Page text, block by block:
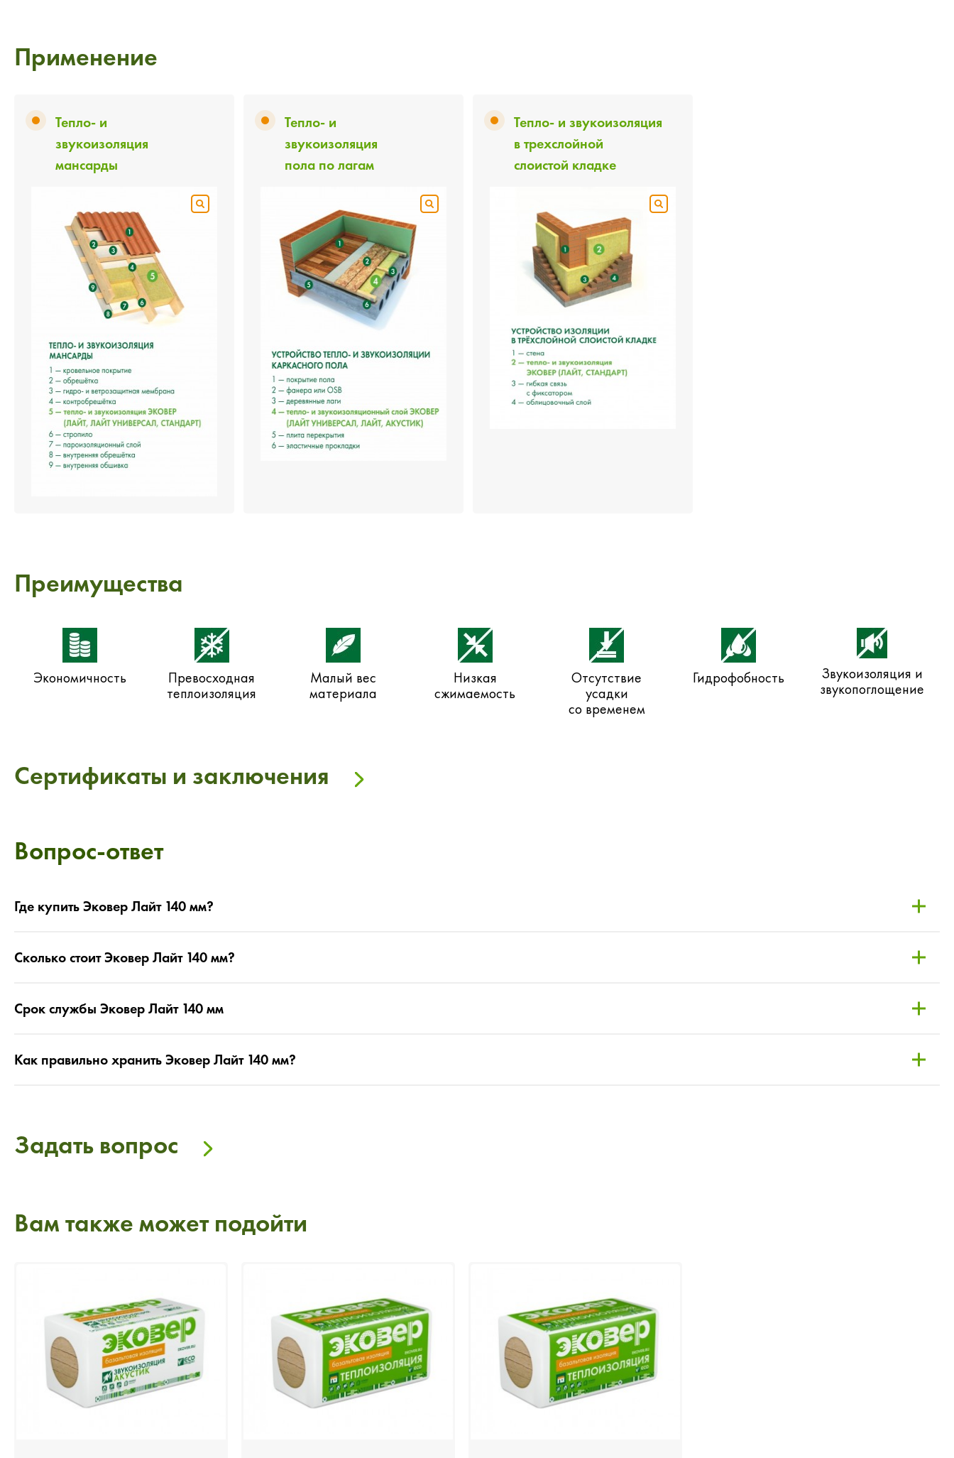
Применение
Тепло- и
звукоизоляция
мансарды
Тепло- и
звукоизоляция
пола по лагам
Тепло- и звукоизоляция
в трехслойной
слоистой кладке
Преимущества
Экономичность
Превосходная
теплоизоляция
Малый вес
материала
Низкая
сжимаемость
Отсутствие
усадки
со временем
Гидрофобность
Звукоизоляция и
звукопоглощение
Сертификаты и заключения
Вопрос-ответ
Где купить Эковер Лайт 140 мм?
Сколько стоит Эковер Лайт 140 мм?
Срок службы Эковер Лайт 140 мм
Как правильно хранить Эковер Лайт 140 мм?
Задать вопрос
Вам также может подойти